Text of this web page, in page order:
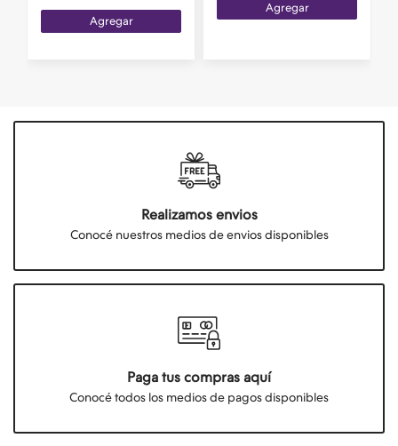
Agregar
Agregar
Realizamos envios
Conocé nuestros medios de envios disponibles
Paga tus compras aquí
Conocé todos los medios de pagos disponibles